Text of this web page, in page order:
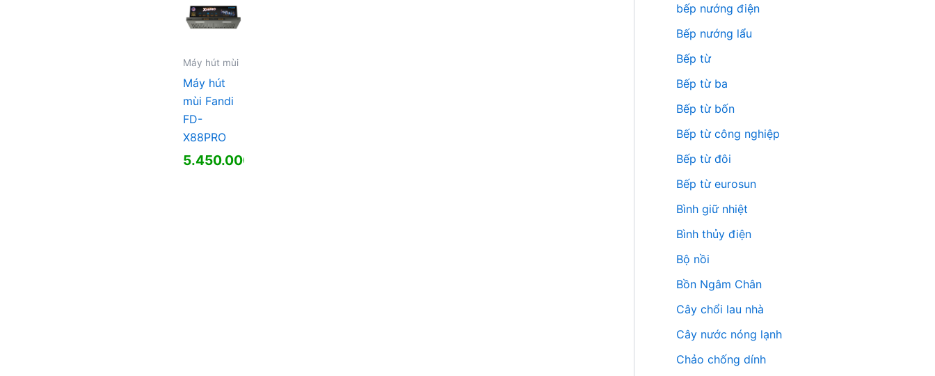
Máy hút mùi
Máy hút
mùi Fandi
FD-
X88PRO
5.450.000
bếp nướng điện
Bếp nướng lẩu
Bếp từ
Bếp từ ba
Bếp từ bốn
Bếp từ công nghiệp
Bếp từ đôi
Bếp từ eurosun
Bình giữ nhiệt
Bình thủy điện
Bộ nồi
Bồn Ngâm Chân
Cây chổi lau nhà
Cây nước nóng lạnh
Chảo chống dính